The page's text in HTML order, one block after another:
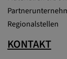
Regionalstellen
KONTAKT